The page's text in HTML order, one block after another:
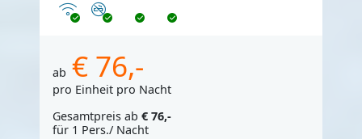
InternetNichtraucher
ab € 76,-
pro Einheit pro Nacht
Gesamtpreis ab € 76,-
für 1 Pers./ Nacht